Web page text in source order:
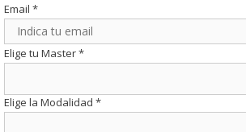
Email *
Elige tu Master*
Elige la Modalidad *